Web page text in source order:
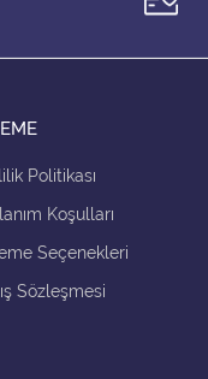
Politikası
Koşulları
Seçenekleri
Sözleşmesi